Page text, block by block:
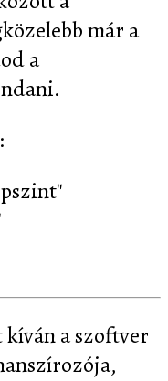
már a
a
kíván a szoftver